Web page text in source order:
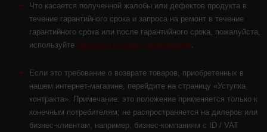
Что касается полученной жалобы или дефектов продукта в
течение гарантийного срока и запроса на ремонт в течение
гарантийного срока или после гарантийного срока, пожалуйста,
используйте Протокол службы / рекламации
Если это требование о возврате товаров, приобретенных в
нашем интернет-магазине, перейдите на страницу «Уступка
контракта». Примечание: это положение применяется только к
конечным потребителям; не распространяется на дилеров или
бизнес-клиентам, например, бизнес-компаниям с ID / VAT